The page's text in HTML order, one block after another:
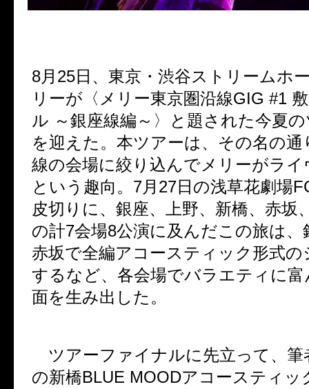
8月 25日、東京・渋谷ストリームホ
リーが〈メリー東京圏沿線GIG #1
ル ～銀座線編～〉と題された今夏
を迎えた。本ツアーは、その名の通
線の会場に絞り込んでメリーがラ
という趣向。 7月 27日の浅草花劇場
皮切りに、銀座、上野、新橋、赤坂
の計7会場8公演に及んだこの旅は、
赤坂で全編アコースティック形式の
するなど、各会場でバラエティに
面を生み出した。
ツアーファイナルに先立って、筆
の新橋BLUE MOODアコースティッ